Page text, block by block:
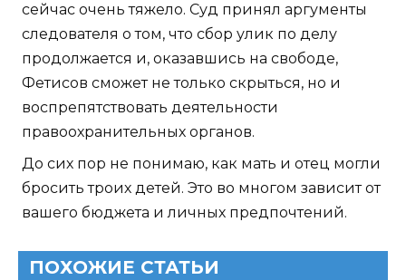
сейчас очень тяжело. Суд принял аргументы
следователя о том, что сбор улик по делу
продолжается и, оказавшись на свободе,
Фетисов сможет не только скрыться, но и
воспрепятствовать деятельности
правоохранительных органов.
До сих пор не понимаю, как мать и отец могли
бросить троих детей. Это во многом зависит от
вашего бюджета и личных предпочтений.
ПОХОЖИЕ СТАТЬИ